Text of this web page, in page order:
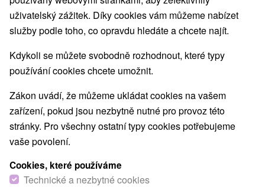
Vyberte lokalitu nebo termín
Nejprodávanější
Obce a města
Trenčianske Teplice
VŠECHNY TOP - NEJPRODÁVANĚJŠÍ
uživatelský zážitek. Díky cookies vám můžeme nabízet
služby podle toho, co opravdu hledáte a chcete najít.
Kdykoli se můžete svobodně rozhodnout, které typy
používání cookies chcete umožnit.
Zákon uvádí, že můžeme ukládat cookies na vašem
zařízení, pokud jsou nezbytně nutné pro provoz této
stránky. Pro všechny ostatní typy cookies potřebujeme
vaše povolení.
Cookies, které používáme
Technické a nezbytné cookies